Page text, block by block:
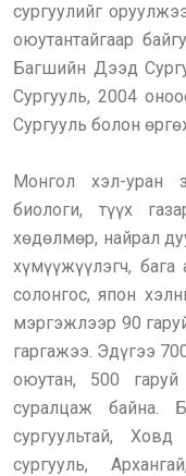
сургуулийг
оюутантайгаар
Багшийн Дээд
Сургууль, 2004
Сургууль болон
Монгол хэл-уран
биологи, түүх
хөдөлмөр, найрал
хүмүүжүүлэгч, бага
солонгос, япон
мэргэжлээр 90
гаргажээ. Эдүгээ
оюутан, 500 гаруй
суралцаж байна.
сургуультай,
сургууль,